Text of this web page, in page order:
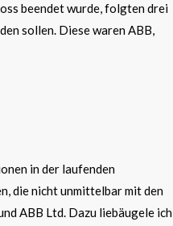
beendet wurde, folgten drei
sollen. Diese waren ABB,
in der laufenden
die nicht unmittelbar mit den
ABB Ltd. Dazu liebäugele ich